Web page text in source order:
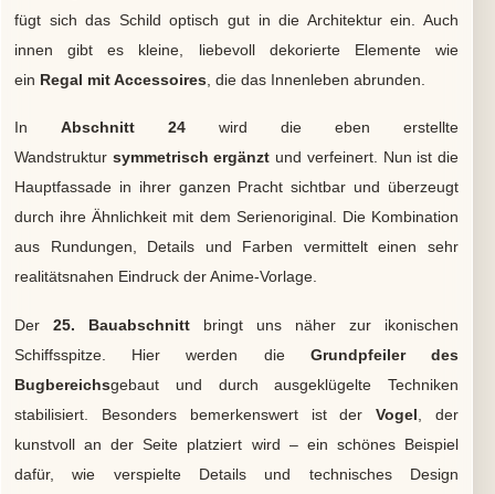
fügt sich das Schild optisch gut in die Architektur ein. Auch
innen gibt es kleine, liebevoll dekorierte Elemente wie
ein Regal mit Accessoires , die das Innenleben abrunden.
In Abschnitt 24 wird die eben erstellte
Wandstruktur symmetrisch ergänzt und verfeinert. Nun ist die
Hauptfassade in ihrer ganzen Pracht sichtbar und überzeugt
durch ihre Ähnlichkeit mit dem Serienoriginal. Die Kombination
aus Rundungen, Details und Farben vermittelt einen sehr
realitätsnahen Eindruck der Anime-Vorlage.
Der 25. Bauabschnitt bringt uns näher zur ikonischen
Schiffsspitze. Hier werden die Grundpfeiler des
Bugbereichsgebaut und durch ausgeklügelte Techniken
stabilisiert. Besonders bemerkenswert ist derVogel , der
kunstvoll an der Seite platziert wird – ein schönes Beispiel
dafür, wie verspielte Details und technisches Design